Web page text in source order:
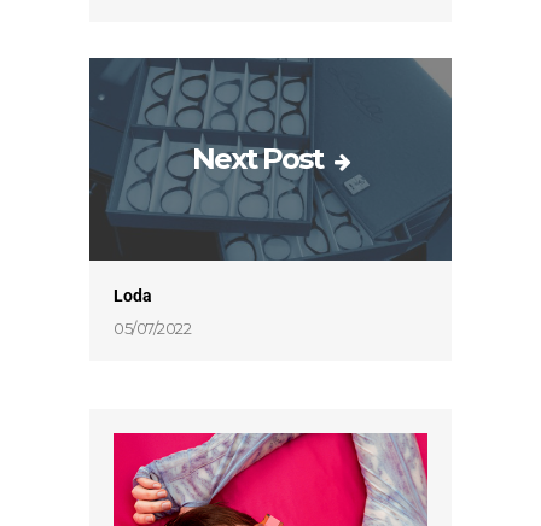
Next Post
Loda
05/07/2022